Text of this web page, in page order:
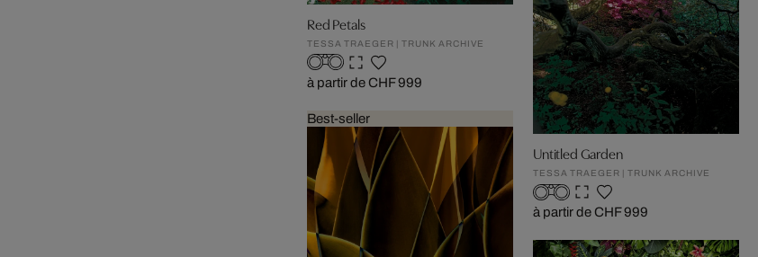
Red Petals
TESSA TRAEGER | TRUNK ARCHIVE
à partir de CHF 999
Best-seller
Untitled Garden
TESSA TRAEGER | TRUNK ARCHIVE
à partir de CHF 999